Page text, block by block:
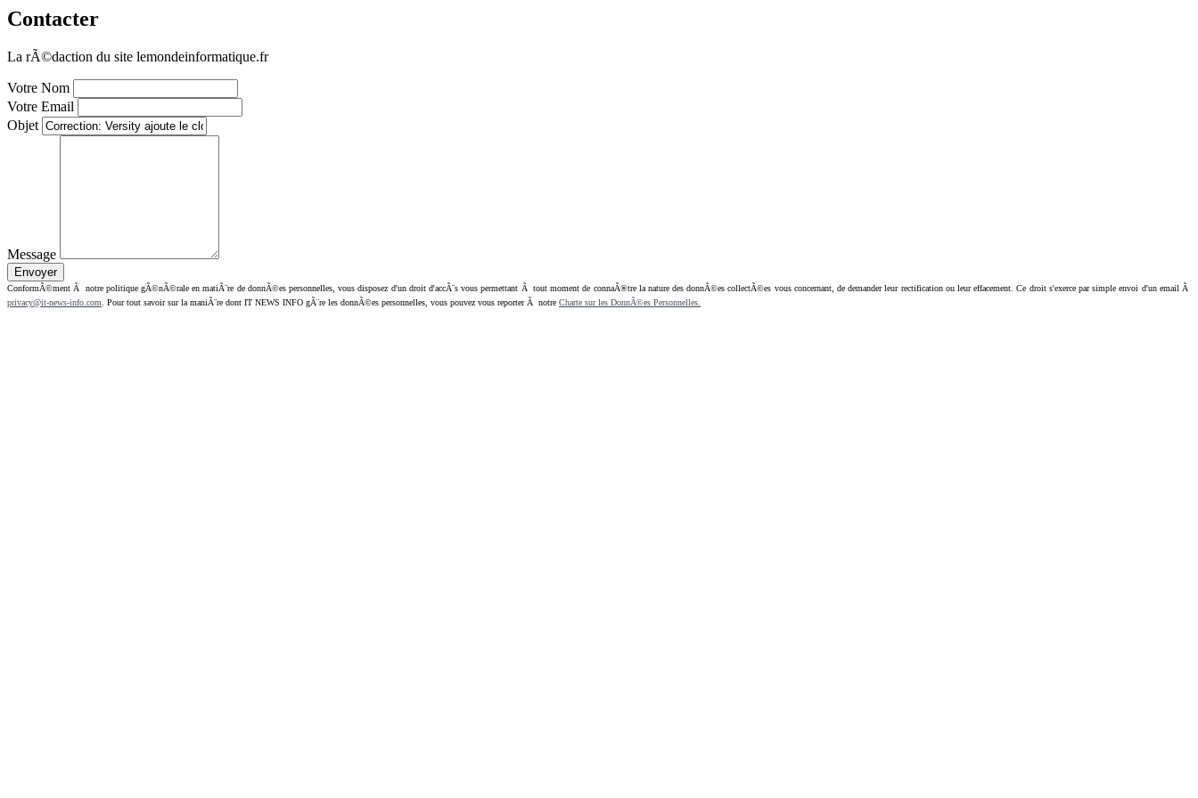
Contacter
La rÃ©daction du site lemondeinformatique.fr
Votre Nom
Votre Email
Objet
Message
ConformÃ©ment Ã notre politique gÃ©nÃ©rale en matiÃ¨re de donnÃ©es personnelles, vous disposez d'un droit d'accÃ¨s vous permettant Ã tout moment de connaÃ®tre la nature des donnÃ©es collectÃ©es vous concernant, de demander leur rectification ou leur effacement. Ce droit s'exerce par simple envoi d'un email Ã
privacy@it-news-info.com . Pour tout savoir sur la maniÃ¨re dont IT NEWS INFO gÃ¨re les donnÃ©es personnelles, vous pouvez vous reporter Ã notre Charte sur les DonnÃ©es Personnelles.